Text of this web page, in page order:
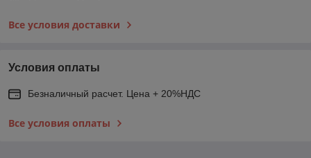
Все условия доставки
Условия оплаты
Безналичный расчет. Цена + 20%НДС
Все условия оплаты